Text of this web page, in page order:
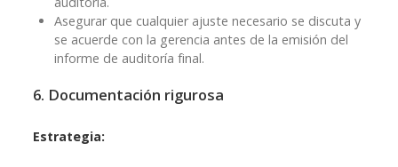
Asegurar que cualquier ajuste necesario se discuta y
se acuerde con la gerencia antes de la emisión del
informe de auditoría final.
6. Documentación rigurosa
Estrategia: